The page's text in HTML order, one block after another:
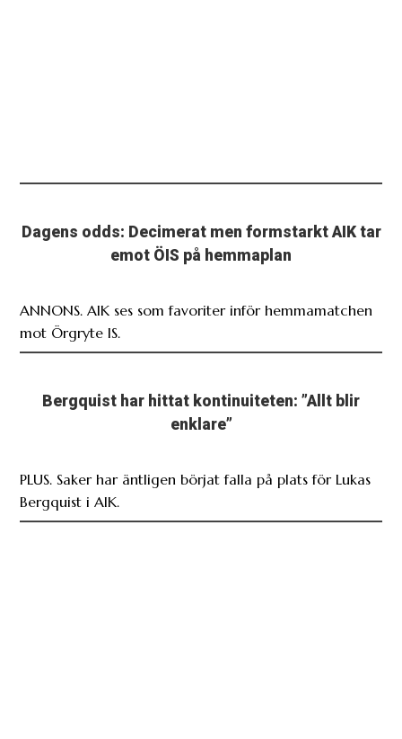
Dagens odds: Decimerat men formstarkt AIK tar
emot ÖIS på hemmaplan
ANNONS. AIK ses som favoriter inför hemmamatchen
mot Örgryte IS.
Bergquist har hittat kontinuiteten: ”Allt blir
enklare”
PLUS. Saker har äntligen börjat falla på plats för Lukas
Bergquist i AIK.